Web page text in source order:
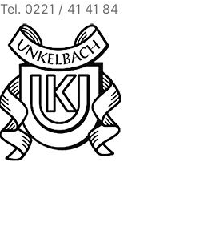
Tel. 0221 / 41 41 84